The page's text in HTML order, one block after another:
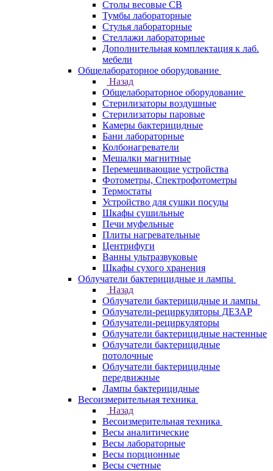
Столы весовые СВ
Тумбы лабораторные
Стулья лабораторные
Стеллажи лабораторные
Дополнительная комплектация к лаб.
мебели
Общелабораторное оборудование
Назад
Общелабораторное оборудование
Стерилизаторы воздушные
Стерилизаторы паровые
Камеры бактерицидные
Бани лабораторные
Колбонагреватели
Мешалки магнитные
Перемешивающие устройства
Фотометры, Спектрофотометры
Термостаты
Устройство для сушки посуды
Шкафы сушильные
Печи муфельные
Плиты нагревательные
Центрифуги
Ванны ультразвуковые
Шкафы сухого хранения
Облучатели бактерицидные и лампы
Назад
Облучатели бактерицидные и лампы
Облучатели-рециркуляторы ДЕЗАР
Облучатели-рециркуляторы
Облучатели бактерицидные настенные
Облучатели бактерицидные
потолочные
Облучатели бактерицидные
передвижные
Лампы бактерицидные
Весоизмерительная техника
Назад
Весоизмерительная техника
Весы аналитические
Весы лабораторные
Весы порционные
Весы счетные